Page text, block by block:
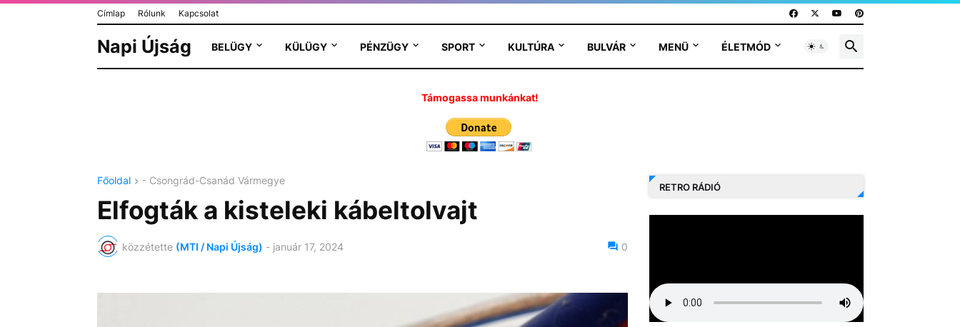
Címlap Rólunk Kapcsolat
Napi Újság BELÜGY KÜLÜGY PÉNZÜGY SPORT KULTÚRA BULVÁR MENÜ ÉLETMÓD
Támogassa munkánkat!
Főoldal - Csongrád-Csanád Vármegye
Elfogták a kisteleki kábeltolvajt
közzétette (MTI / Napi Újság) - január 17, 2024 0
RETRO RÁDIÓ